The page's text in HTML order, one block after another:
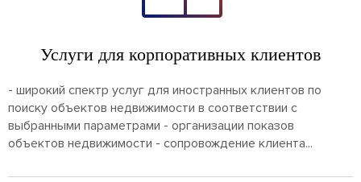
Услуги для корпоративных клиентов
- широкий спектр услуг для иностранных клиентов по
поиску объектов недвижимости в соответствии с
выбранными параметрами - организации показов
объектов недвижимости - сопровождение клиента...